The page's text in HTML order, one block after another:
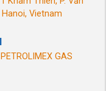
khi đặt lên bếp
Vietnam
GAS